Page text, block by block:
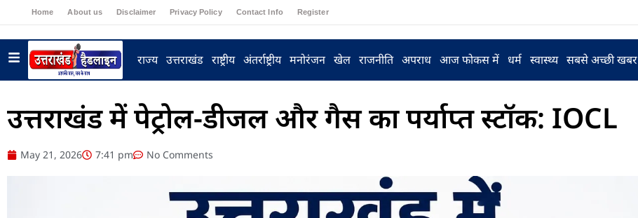
Home About us Disclaimer Privacy Policy Contact Info Register
राज्य उत्तराखंड राष्ट्रीय अंतर्राष्ट्रीय मनोरंजन खेल राजनीति अपराध आज फोकस में धर्म स्वास्थ्य सबसे अच्छी खबर
उत्तराखंड में पेट्रोल-डीजल और गैस का पर्याप्त स्टॉक: IOCL
May 21, 2026 7:41 pm No Comments